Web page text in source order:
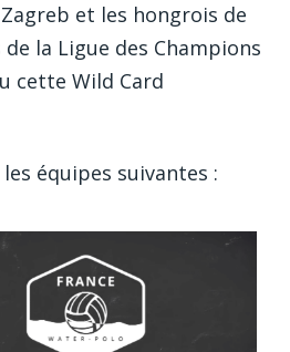
et les hongrois de
la Ligue des Champions
cette Wild Card
équipes suivantes :